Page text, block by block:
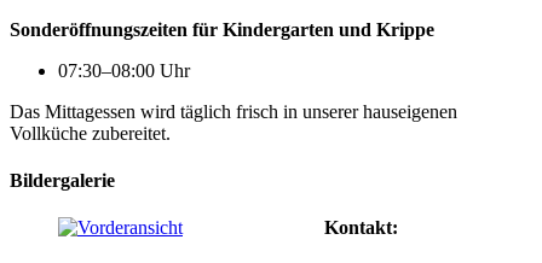
Sonderöffnungszeiten für Kindergarten und Krippe
07:30–08:00 Uhr
Das Mittagessen wird täglich frisch in unserer hauseigenen
Vollküche zubereitet.
Bildergalerie
Kontakt: